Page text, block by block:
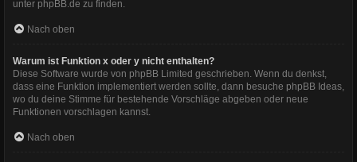
unter phpBB.de zu finden.
Nach oben
Warum ist Funktion x oder y nicht enthalten?
Diese Software wurde von phpBB Limited geschrieben. Wenn du denkst,
dass eine Funktion implementiert werden sollte, dann besuche phpBB Ideas,
wo du deine Stimme für bestehende Vorschläge abgeben oder neue
Funktionen vorschlagen kannst.
Nach oben